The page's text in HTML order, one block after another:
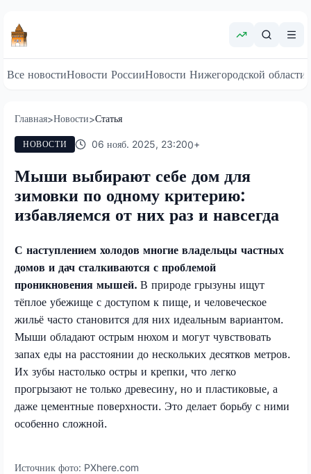
Все новостиНовости РоссииНовости Нижегородской области
Главная>Новости>Статья
НОВОСТИ 06 нояб. 2025, 23:200+
Мыши выбирают себе дом для
зимовки по одному критерию:
избавляемся от них раз и навсегда
С наступлением холодов многие владельцы частных
домов и дач сталкиваются с проблемой
проникновения мышей. В природе грызуны ищут
тёплое убежище с доступом к пище, и человеческое
жильё часто становится для них идеальным вариантом.
Мыши обладают острым нюхом и могут чувствовать
запах еды на расстоянии до нескольких десятков метров.
Их зубы настолько остры и крепки, что легко
прогрызают не только древесину, но и пластиковые, а
даже цементные поверхности. Это делает борьбу с ними
особенно сложной.
Источник фото: PXhere.com